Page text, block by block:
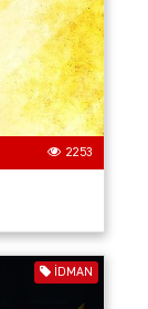
2253
İDMAN